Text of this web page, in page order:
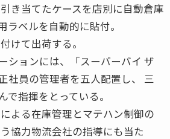
き当てたケースを店別に自動倉庫
ラベルを自動的に貼付。
けて出荷する。
ションには、「スーパーバイ ザ
社員の管理者を五人配置し、 三
で指揮をとっている。
よる在庫管理とマテハン制御の
協力物流会社の指導にも当た